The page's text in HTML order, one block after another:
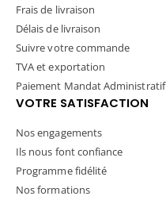
Frais de livraison
Délais de livraison
Suivre votre commande
TVA et exportation
Paiement Mandat Administratif
VOTRE SATISFACTION
Nos engagements
Ils nous font confiance
Programme fidélité
Nos formations